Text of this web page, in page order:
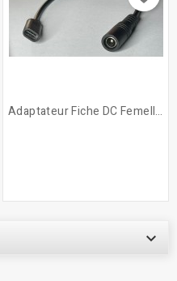
Adaptateur Fiche DC Femelle...
